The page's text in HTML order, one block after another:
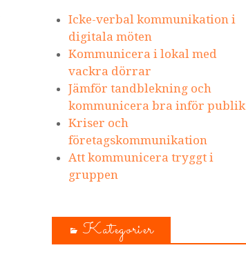
Icke-verbal kommunikation i
digitala möten
Kommunicera i lokal med
vackra dörrar
Jämför tandblekning och
kommunicera bra inför publik
Kriser och
företagskommunikation
Att kommunicera tryggt i
gruppen
Kategorier